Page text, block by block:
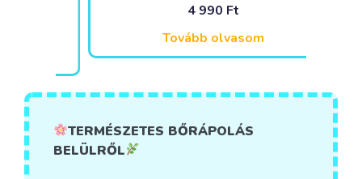
4 990Ft
Tovább olvasom
TERMÉSZETES BŐRÁPOLÁS
BELÜLRŐL